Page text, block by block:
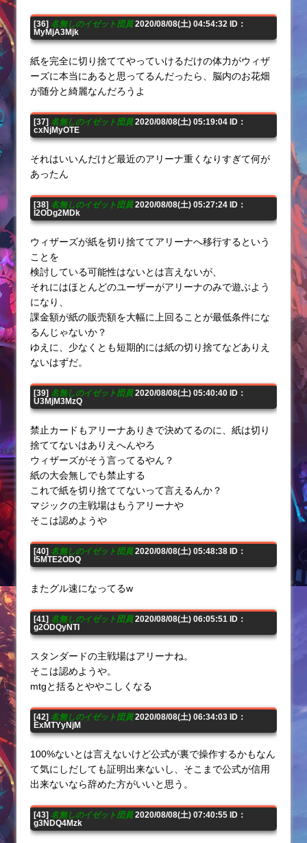
[36] 名無しのイゼット団員2020/08/08(土) 04:54:32 ID：
MyMjA3Mjk
紙を完全に切り捨ててやっていけるだけの体力がウィザ
ーズに本当にあると思ってるんだったら、脳内のお花畑
が随分と綺麗なんだろうよ
[37] 名無しのイゼット団員2020/08/08(土) 05:19:04 ID：
cxNjMyOTE
それはいいんだけど最近のアリーナ重くなりすぎて何が
あったん
[38] 名無しのイゼット団員2020/08/08(土) 05:27:24 ID：
I2ODg2MDk
ウィザーズが紙を切り捨ててアリーナへ移行するという
ことを
検討している可能性はないとは言えないが、
それにはほとんどのユーザーがアリーナのみで遊ぶよう
になり、
課金額が紙の販売額を大幅に上回ることが最低条件にな
るんじゃないか？
ゆえに、少なくとも短期的には紙の切り捨てなどありえ
ないはずだ。
[39] 名無しのイゼット団員2020/08/08(土) 05:40:40 ID：
U3MjM3MzQ
禁止カードもアリーナありきで決めてるのに、紙は切り
捨ててないはありえへんやろ
ウィザーズがそう言ってるやん？
紙の大会無しでも禁止する
これで紙を切り捨ててないって言えるんか？
マジックの主戦場はもうアリーナや
そこは認めようや
[40] 名無しのイゼット団員2020/08/08(土) 05:48:38 ID：
I5MTE2ODQ
またグル速になってるw
[41] 名無しのイゼット団員2020/08/08(土) 06:05:51 ID：
g2ODQyNTI
スタンダードの主戦場はアリーナね。
そこは認めようや。
mtgと括るとややこしくなる
[42] 名無しのイゼット団員2020/08/08(土) 06:34:03 ID：
ExMTYyNjM
100%ないとは言えないけど公式が裏で操作するかもなん
て気にしだしても証明出来ないし、そこまで公式が信用
出来ないなら辞めた方がいいと思う。
[43] 名無しのイゼット団員2020/08/08(土) 07:40:55 ID：
g3NDQ4Mzk